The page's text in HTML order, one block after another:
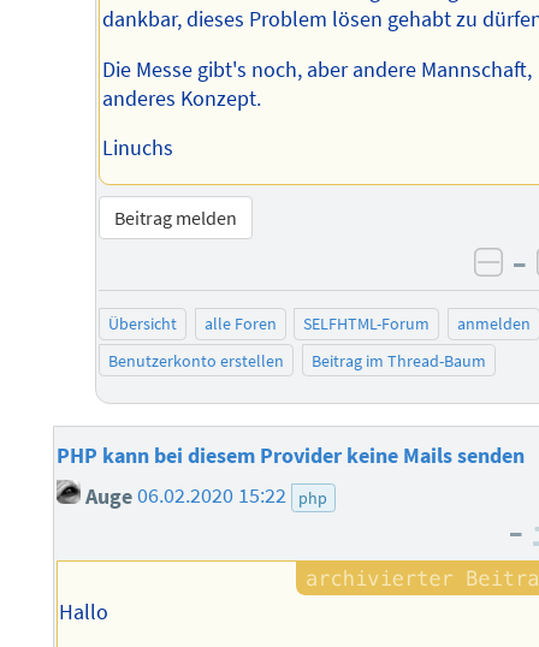
dankbar, dieses Problem lösen gehabt zu
Die Messe gibt's noch, aber andere Mannschaft,
anderes Konzept.
Linuchs
Beitrag melden
–
Übersicht alle Foren SELFHTML-Forum
anmelden
Benutzerkonto erstellen
Beitrag im Thread-Baum
PHP kann bei diesem Provider keine Mails senden
Auge06.02.2020 15:22 php
–
Hallo